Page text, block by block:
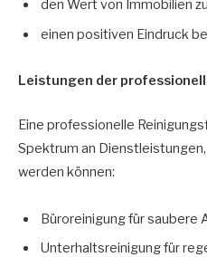
den Wert von Immobilien
einen positiven Eindruck
Leistungen der
Eine professionelle
Spektrum an
werden können:
Büroreinigung für saubere
Unterhaltsreinigung für